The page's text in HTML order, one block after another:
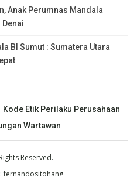
Anak Perumnas Mandala
BI Sumut : Sumatera Utara
Kode Etik Perilaku Perusahaan
Wartawan
Reserved.
fernandositohang